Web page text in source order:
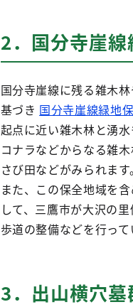
2．国分寺崖
国分寺崖線に残る雑木
基づき 国分寺崖線緑地
起点に近い雑木林と湧水
コナラなどからなる雑
さび田などがみられます。
また、この保全地域を
して、三鷹市が大沢の
歩道の整備などを行って
3．出山横穴